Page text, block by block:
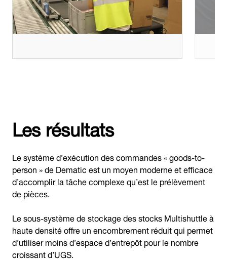
Les résultats
Le système d’exécution des commandes « goods-to-
person » de Dematic est un moyen moderne et efficace
d’accomplir la tâche complexe qu’est le prélèvement
de pièces.
Le sous-système de stockage des stocks Multishuttle à
haute densité offre un encombrement réduit qui permet
d’utiliser moins d’espace d’entrepôt pour le nombre
croissant d’UGS.